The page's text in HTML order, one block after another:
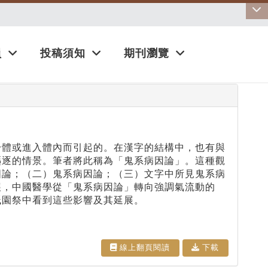
投稿須知 期刊瀏覽
或進入體內而引起的。在漢字的結構中，也有與
的情景。筆者將此稱為「鬼系病因論」。這種觀
；（二）鬼系病因論；（三）文字中所見鬼系病
中國醫學從「鬼系病因論」轉向強調氣流動的
祭中看到這些影響及其延展。
線上翻⾴閱讀 下載